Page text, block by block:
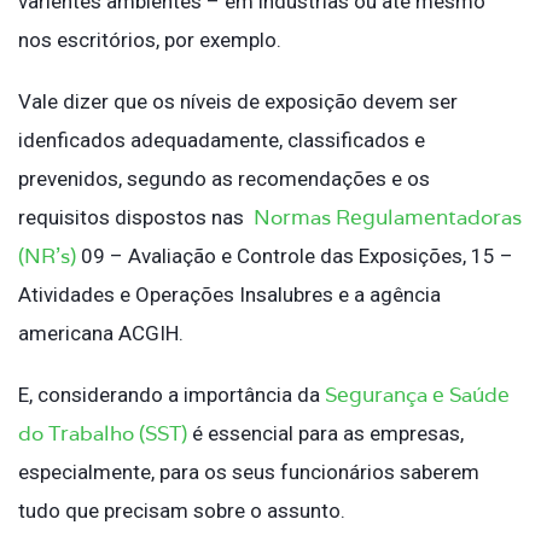
nos escritórios, por exemplo.
Vale dizer que os níveis de exposição devem ser
idenficados adequadamente, classificados e
prevenidos, segundo as recomendações e os
requisitos dispostos nas Normas Regulamentadoras
(NR’s) 09 – Avaliação e Controle das Exposições, 15 –
Atividades e Operações Insalubres e a agência
americana ACGIH.
E, considerando a importância da Segurança e Saúde
do Trabalho (SST) é essencial para as empresas,
especialmente, para os seus funcionários saberem
tudo que precisam sobre o assunto.